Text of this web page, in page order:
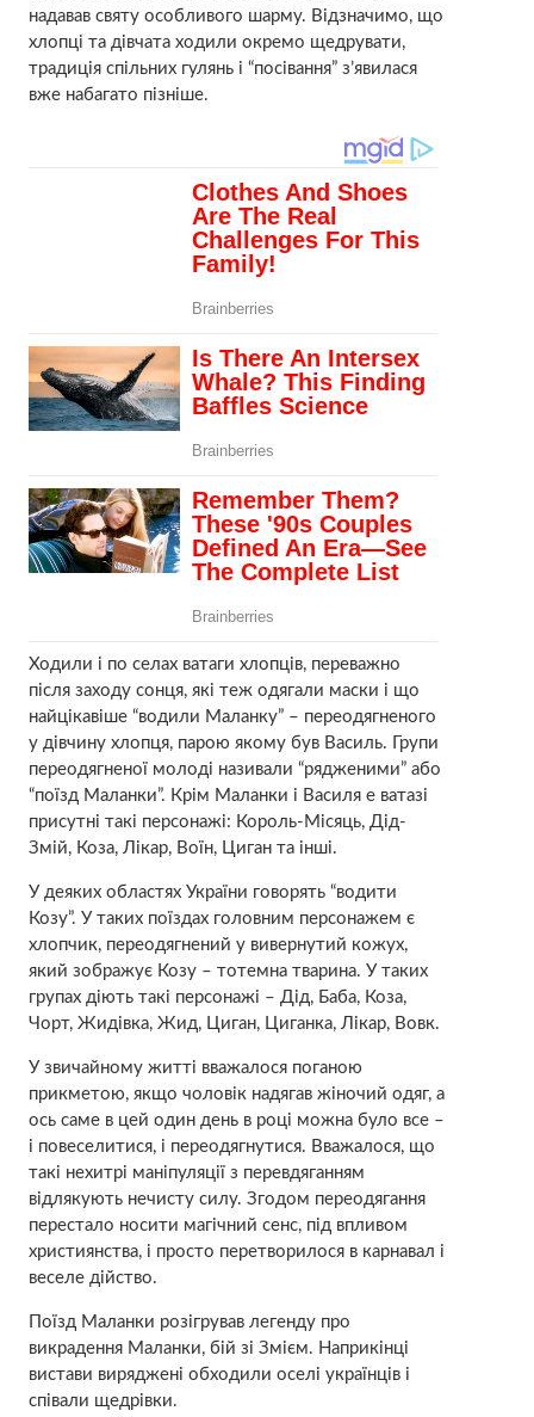
надавав святу особливого шарму. Відзначимо, що
хлопці та дівчата ходили окремо щедрувати,
традиція спільних гулянь і “посівання” з’явилася
вже набагато пізніше.
Ходили і по селах ватаги хлопців, переважно
після заходу сонця, які теж одягали маски і що
найцікавіше “водили Маланку” – переодягненого
у дівчину хлопця, парою якому був Василь. Групи
переодягненої молоді називали “рядженими” або
“поїзд Маланки”. Крім Маланки і Василя e ватазі
присутні такі персонажі: Король-Місяць, Дід-
Змій, Коза, Лікар, Воїн, Циган та інші.
У деяких областях України говорять “водити
Козу”. У таких поїздах головним персонажем є
хлопчик, переодягнений у вивернутий кожух,
який зображує Козу – тотемна тварина. У таких
групах діють такі персонажі – Дід, Баба, Коза,
Чорт, Жидівка, Жид, Циган, Циганка, Лікар, Вовк.
У звичайному житті вважалося поганою
прикметою, якщо чоловік надягав жіночий одяг, а
ось саме в цей один день в році можна було все –
і повеселитися, і переодягнутися. Вважалося, що
такі нехитрі маніпуляції з перевдяганням
відлякують нечисту силу. Згодом переодягання
перестало носити магічний сенс, під впливом
християнства, і просто перетворилося в карнавал і
веселе дійство.
Поїзд Маланки розігрував легенду про
викрадення Маланки, бій зі Змієм. Наприкінці
вистави виряджені обходили оселі українців і
співали щедрівки.